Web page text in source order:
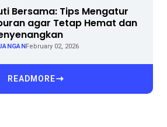
Bersama: Tips Mengatur
agar Tetap Hemat dan
February 02, 2026
READMORE